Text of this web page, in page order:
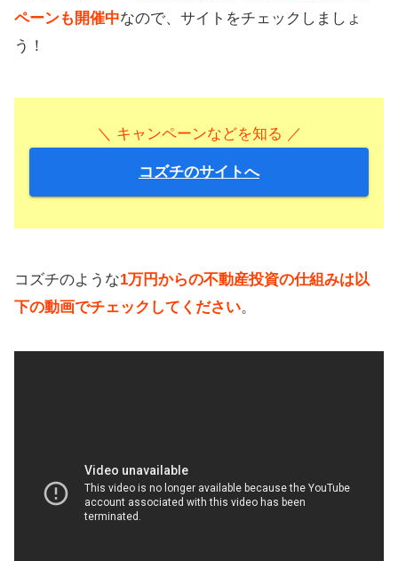
ペーンも開催中なので、サイトをチェックしましょ
う！
＼ キャンペーンなどを知る ／
コズチのサイトへ
コズチのような1万円からの不動産投資の仕組みは以
下の動画でチェックしてください。